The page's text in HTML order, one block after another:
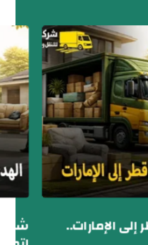
الإمارات..